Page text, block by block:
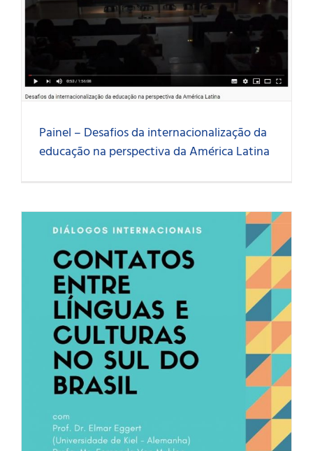
Painel – Desafios da internacionalização da
educação na perspectiva da América Latina